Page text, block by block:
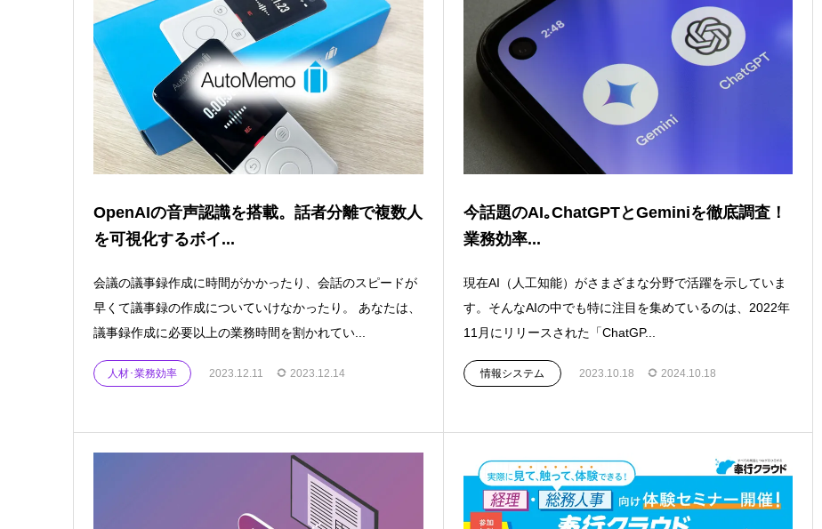
OpenAIの音声認識を搭載。話者分離で複数人
を可視化するボイ...
会議の議事録作成に時間がかかったり、会話のスピードが
早くて議事録の作成についていけなかったり。 あなたは、
議事録作成に必要以上の業務時間を割かれてい...
人材･業務効率 2023.12.11 2023.12.14
今話題のAI｡ChatGPTとGeminiを徹底調査！
業務効率...
現在AI（人工知能）がさまざまな分野で活躍を示していま
す。そんなAIの中でも特に注目を集めているのは、2022年
11月にリリースされた「ChatGP...
情報システム 2023.10.18 2024.10.18